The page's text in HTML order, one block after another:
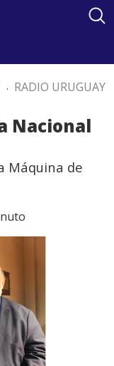
. RADIO URUGUAY
Nacional
Máquina de